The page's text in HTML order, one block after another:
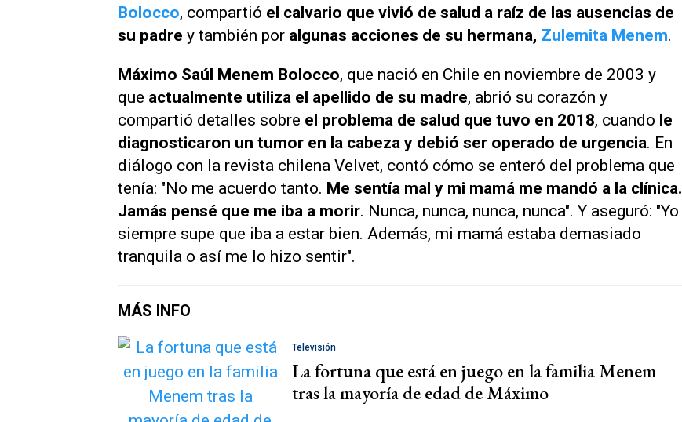
Bolocco, compartió el calvario que vivió de salud a raíz de las ausencias de
su padre y también por algunas acciones de su hermana, Zulemita Menem.
Máximo Saúl Menem Bolocco, que nació en Chile en noviembre de 2003 y
que actualmente utiliza el apellido de su madre, abrió su corazón y
compartió detalles sobre el problema de salud que tuvo en 2018, cuando le
diagnosticaron un tumor en la cabeza y debió ser operado de urgencia. En
diálogo con la revista chilena Velvet, contó cómo se enteró del problema que
tenía: "No me acuerdo tanto. Me sentía mal y mi mamá me mandó a la clínica.
Jamás pensé que me iba a morir. Nunca, nunca, nunca, nunca". Y aseguró: "Yo
siempre supe que iba a estar bien. Además, mi mamá estaba demasiado
tranquila o así me lo hizo sentir".
MÁS INFO
Televisión
La fortuna que está en juego en la familia Menem
tras la mayoría de edad de Máximo